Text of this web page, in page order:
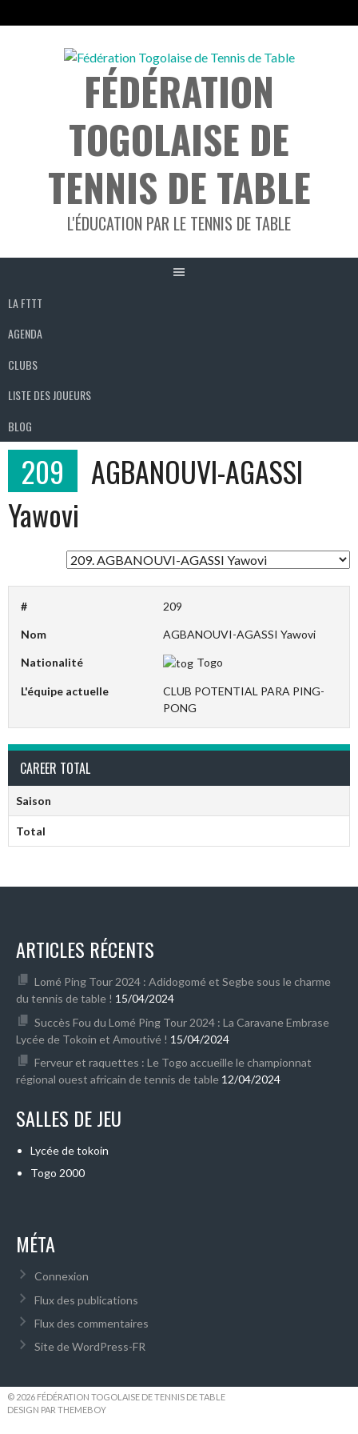
FÉDÉRATION
TOGOLAISE DE
TENNIS DE TABLE
L'ÉDUCATION PAR LE TENNIS DE TABLE
LA FTTT
AGENDA
CLUBS
LISTE DES JOUEURS
BLOG
209
AGBANOUVI-AGASSI
Yawovi
# 209
Nom AGBANOUVI-AGASSI Yawovi
Nationalité Togo
L'équipe actuelle
CLUB POTENTIAL PARA PING-
PONG
CAREER TOTAL
Saison
Total
ARTICLES RÉCENTS
Lomé Ping Tour 2024 : Adidogomé et Segbe sous le charme
du tennis de table ! 15/04/2024
Succès Fou du Lomé Ping Tour 2024 : La Caravane Embrase
Lycée de Tokoin et Amoutivé ! 15/04/2024
Ferveur et raquettes : Le Togo accueille le championnat
régional ouest africain de tennis de table 12/04/2024
SALLES DE JEU
Lycée de tokoin
Togo 2000
MÉTA
Connexion
Flux des publications
Flux des commentaires
Site de WordPress-FR
© 2026 FÉDÉRATION TOGOLAISE DE TENNIS DE TABLE
DESIGN PAR THEMEBOY